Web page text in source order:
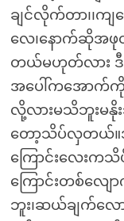
ချင်လိုက်တာ၊၊က
လေ၊နောက်ဆိုအ
တယ်မဟုတ်လား ဒီ
အပေါ်ကအောက်ကို
လို့လားမသိဘူးမနိုး
တော့သိပ်လှတယ်။
ကြောင်းလေးက
ကြောင်းတစ်လျ
ဘူး၊ဆယ်ချက်လ